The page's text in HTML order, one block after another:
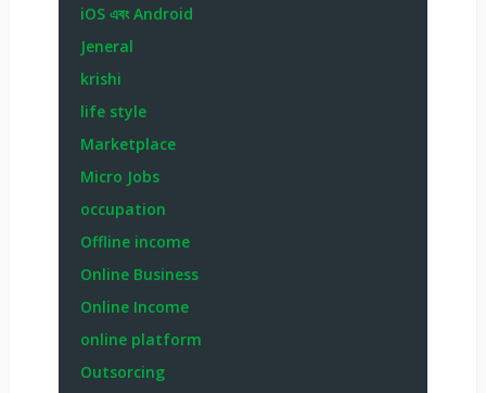
iOS এবং Android
Jeneral
krishi
life style
Marketplace
Micro Jobs
occupation
Offline income
Online Business
Online Income
online platform
Outsorcing